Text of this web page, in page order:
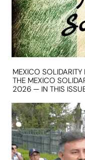
MEXICO
THE MEXICO
2026 — IN THIS